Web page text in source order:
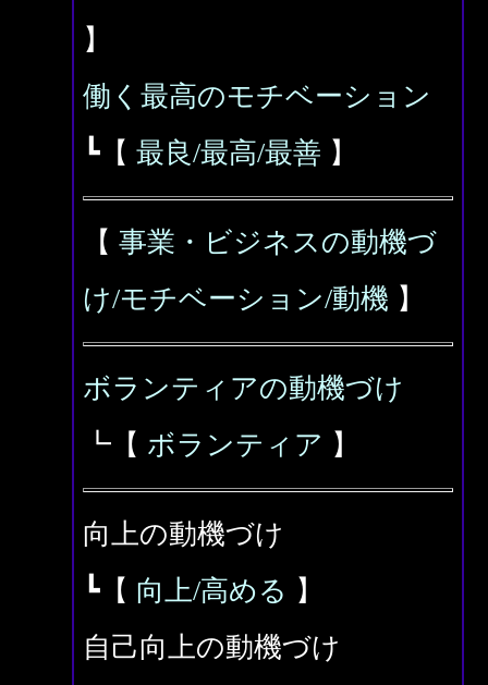
】
働く最高のモチベーション
┗【 最良/最高/最善 】
【 事業・ビジネスの動機づ
け/モチベーション/動機 】
ボランティアの動機づけ
┗【 ボランティア 】
向上の動機づけ
┗【 向上/高める 】
自己向上の動機づけ